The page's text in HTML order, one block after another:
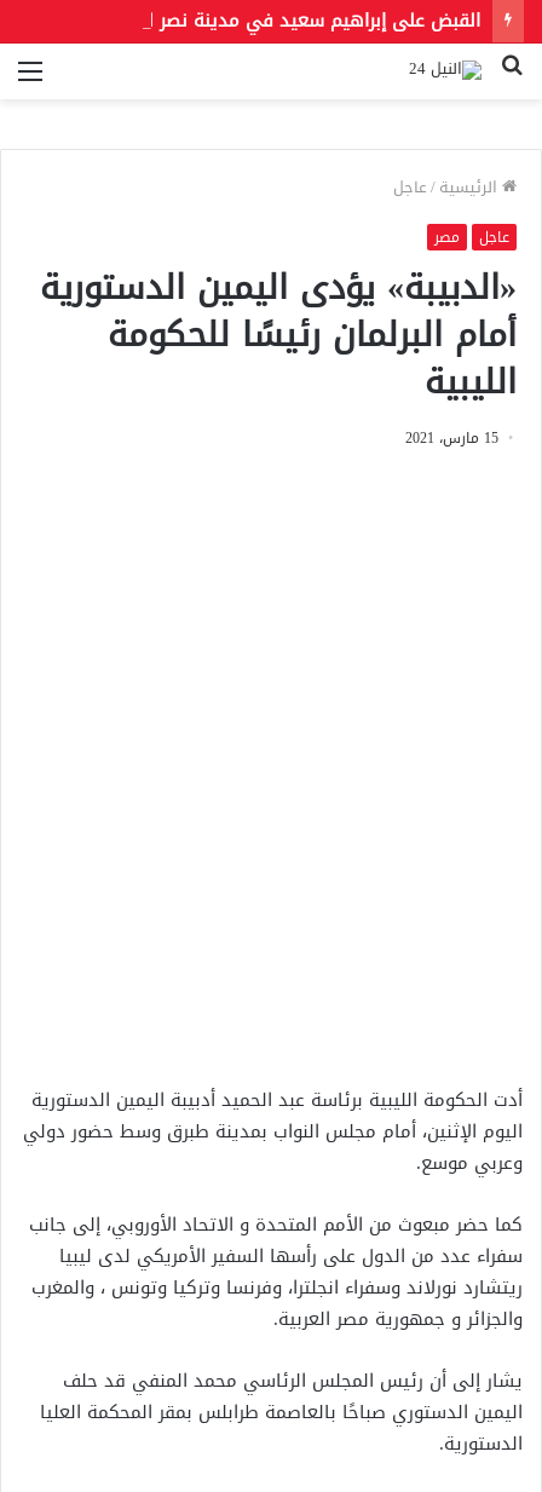
بحث
الرئيسية/عاجل
عاجل مصر
«الدبيبة» يؤدى اليمين الدستورية
أمام البرلمان رئيسًا للحكومة
الليبية
15 مارس، 2021
أدت الحكومة الليبية برئاسة عبد الحميد أدبيبة اليمين الدستورية
اليوم الإثنين، أمام مجلس النواب بمدينة طبرق وسط حضور دولي
وعربي موسع.
كما حضر مبعوث من الأمم المتحدة و الاتحاد الأوروبي، إلى جانب
سفراء عدد من الدول على رأسها السفير الأمريكي لدى ليبيا
ريتشارد نورلاند وسفراء انجلترا، وفرنسا وتركيا وتونس ، والمغرب
والجزائر و جمهورية مصر العربية.
يشار إلى أن رئيس المجلس الرئاسي محمد المنفي قد حلف
اليمين الدستوري صباحًا بالعاصمة طرابلس بمقر المحكمة العليا
الدستورية.